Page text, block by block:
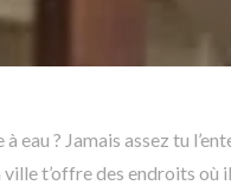
eau ? Jamais assez tu
t’offre des endroits où